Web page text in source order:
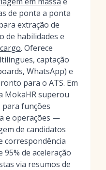
de ponta a ponta
extração de
de habilidades e
. Oferece
captação
WhatsApp) e
para o ATS. Em
MokaHR superou
funções
e operações —
de candidatos
correspondência
de aceleração
via resumos de